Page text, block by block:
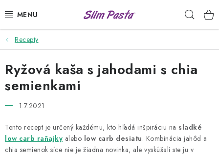
na
PRÍLOHY
HOTOVÉ JEDLÁ
DRESINGY
USUI
Recepty
Ryžová kaša s jahodami s chia
semienkami
1.7.2021
Tento recept je určený každému, kto hľadá inšpiráciu na sladké
low carb raňajky alebo low carb desiatu. Kombinácia jahôd a
chia semienok síce nie je žiadna novinka, ale vyskúšali ste ju v